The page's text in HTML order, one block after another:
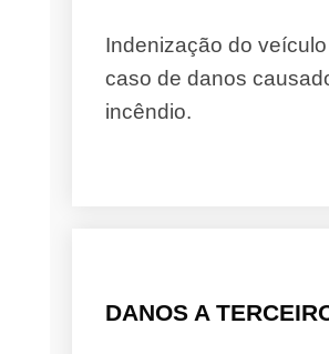
Indenização do
caso de danos
incêndio.
DANOS A